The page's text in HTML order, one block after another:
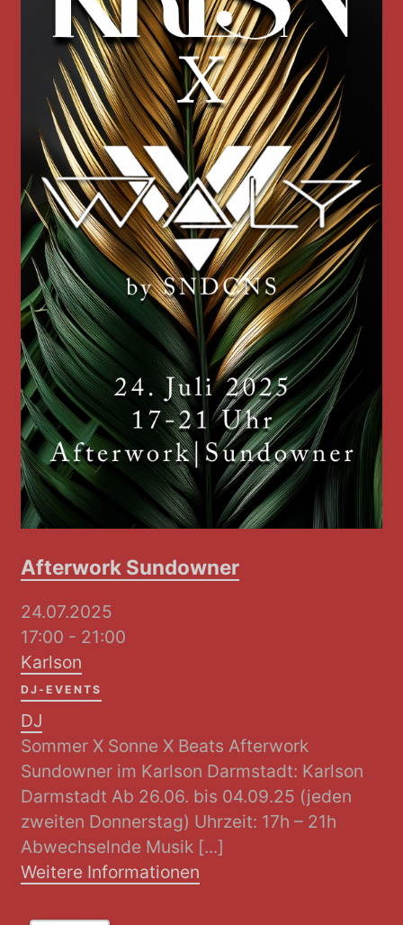
Afterwork Sundowner
24.07.2025
17:00 - 21:00
Karlson
DJ-EVENTS
DJ
Sommer X Sonne X Beats Afterwork
Sundowner im Karlson Darmstadt: Karlson
Darmstadt Ab 26.06. bis 04.09.25 (jeden
zweiten Donnerstag) Uhrzeit: 17h – 21h
Abwechselnde Musik [...]
Weitere Informationen